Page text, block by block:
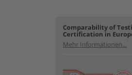
Comparability of
Certification in
Mehr Informationen...